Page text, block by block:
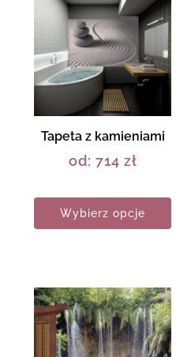
Tapeta z kamieniami
od: 714 zł
Wybierz opcje